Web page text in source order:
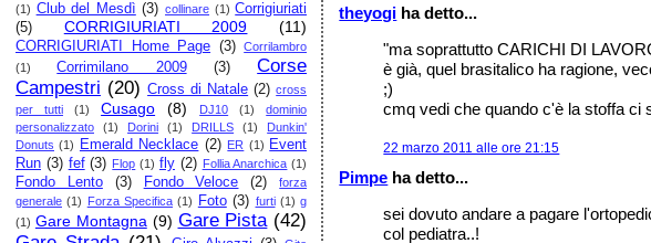
(1) Club del Mesdì (3) collinare (1) Corrigiuriati
(5)
CORRIGIURIATI 2009 (11)
CORRIGIURIATI Home Page (3)
Corrilambro
(1)
Corrimilano 2009 (3)
Corse
Campestri (20) Cross di Natale (2) cross
per tutti
(1) Cusago (8) DJ10 (1)
dominio
personalizzato
(1) Dorini (1) DRILLS (1)
Dunkin'
Donuts (1) Emerald Necklace (2) ER (1) Event
Run (3) fef (3) Flop (1) fly (2) Follia Anarchica (1)
Fondo Lento (3) Fondo Veloce (2)
forza
generale (1) Forza Specifica (1) Foto (3) furti (1) g
(1) Gare Montagna (9) Gare Pista (42)
theyogi ha detto...
"ma soprattutto CARICHI DI
è già, quel brasitalico ha ragione,
;)
cmq vedi che quando c'è la stoffa ci
22 marzo 2011 alle ore 21:15
Pimpe ha detto...
sei dovuto andare a pagare
col pediatra..!